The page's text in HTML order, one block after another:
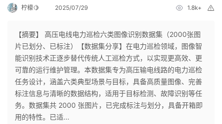
个
人
主
我
的
我
柠檬🍋 2025/07/29 1.8k+
【摘要】 高压电线电力巡检六类图像识别数据集（2000张图
片已划分、已标注）【数据集分享】在电力巡检领域，图像智
能识别技术正逐步替代传统人工巡检方式，以实现更高效、更
可靠的运行维护管理。本数据集专为高压输电线路的电力巡检
任务设计，涵盖六类典型场景与目标，具备高质量图像、完善
标注信息与清晰的数据结构，适用于目标检测、故障识别等任
务。数据集共 2000 张图片，已完成标注与划分，具备开箱即
用的特性。已适...